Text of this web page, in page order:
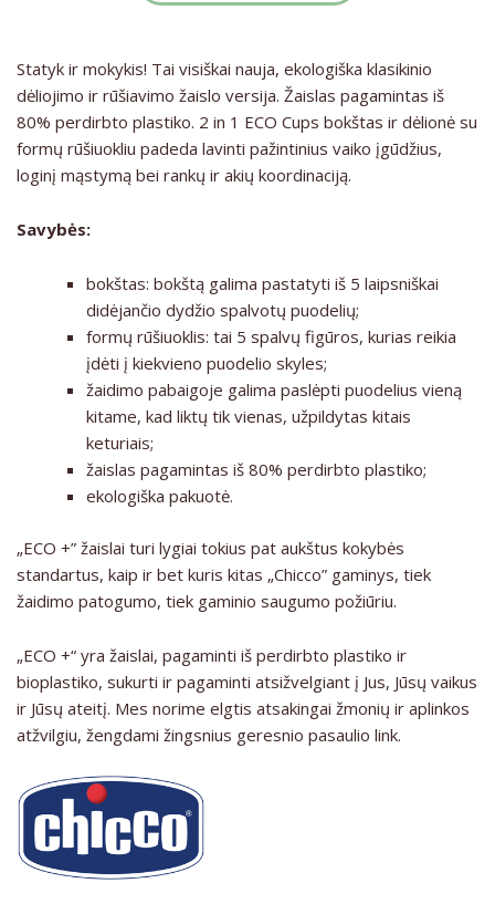
Statyk ir mokykis! Tai visiškai nauja, ekologiška klasikinio
dėliojimo ir rūšiavimo žaislo versija. Žaislas pagamintas iš
80% perdirbto plastiko. 2 in 1 ECO Cups bokštas ir dėlionė su
formų rūšiuokliu padeda lavinti pažintinius vaiko įgūdžius,
loginį mąstymą bei rankų ir akių koordinaciją.
Savybės:
bokštas: bokštą galima pastatyti iš 5 laipsniškai
didėjančio dydžio spalvotų puodelių;
formų rūšiuoklis: tai 5 spalvų figūros, kurias reikia
įdėti į kiekvieno puodelio skyles;
žaidimo pabaigoje galima paslėpti puodelius vieną
kitame, kad liktų tik vienas, užpildytas kitais
keturiais;
žaislas pagamintas iš 80% perdirbto plastiko;
ekologiška pakuotė.
„ECO +” žaislai turi lygiai tokius pat aukštus kokybės
standartus, kaip ir bet kuris kitas „Chicco” gaminys, tiek
žaidimo patogumo, tiek gaminio saugumo požiūriu.
„ECO +“ yra žaislai, pagaminti iš perdirbto plastiko ir
bioplastiko, sukurti ir pagaminti atsižvelgiant į Jus, Jūsų vaikus
ir Jūsų ateitį. Mes norime elgtis atsakingai žmonių ir aplinkos
atžvilgiu, žengdami žingsnius geresnio pasaulio link.